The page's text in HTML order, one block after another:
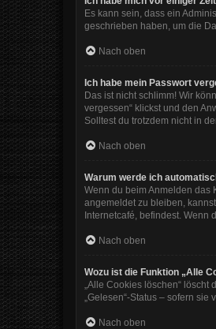
Es kann sein, dass ein
geschrieben haben, um die
Nach oben
Ich habe mein Passwort
Das ist nicht schlimm! Wir
vergessen“ klickst und den
Solltest du trotzdem nicht in
Nach oben
Warum werde ich
Wenn du beim Anmelden das
angemeldet zu bleiben,
Internetcafé, befindest. Wenn
Nach oben
Wozu ist die Funktion „Alle
„Alle Cookies löschen“
„Gelesen“-Status – sofern
Nach oben